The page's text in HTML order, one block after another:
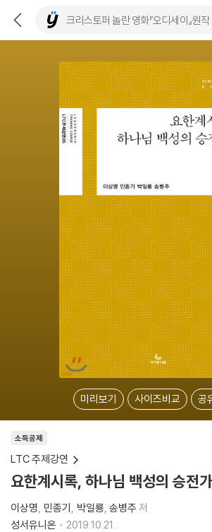
미리보기 사이즈비교 공
소득공제
LTC 주제강연
요한계시록, 하나님 백성의 승전가
이상명 민종기 박일룡 송병주 저
성서유니온
2019.10.21.